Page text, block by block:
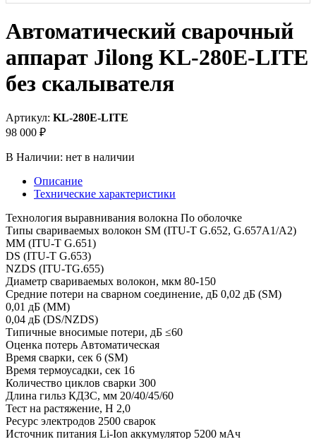
Автоматический сварочный
аппарат Jilong KL-280E-LITE
без скалывателя
Артикул: KL-280E-LITE
98 000 ₽
В Наличии: нет в наличии
Описание
Технические характеристики
Технология выравнивания волокна По оболочке
Типы свариваемых волокон SM (ITU-T G.652, G.657A1/A2)
MM (ITU-T G.651)
DS (ITU-T G.653)
NZDS (ITU-TG.655)
Диаметр свариваемых волокон, мкм 80-150
Средние потери на сварном соединение, дБ 0,02 дБ (SM)
0,01 дБ (MM)
0,04 дБ (DS/NZDS)
Типичные вносимые потери, дБ ≤60
Оценка потерь Автоматическая
Время сварки, сек 6 (SM)
Время термоусадки, сек 16
Количество циклов сварки 300
Длина гильз КДЗС, мм 20/40/45/60
Тест на растяжение, Н 2,0
Ресурс электродов 2500 сварок
Источник питания Li-Ion аккумулятор 5200 мАч